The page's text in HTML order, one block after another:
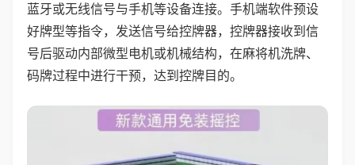
蓝牙或无线信号与手机等设备连接。手机端软件预设
好牌型等指令，发送信号给控牌器，控牌器接收到信
号后驱动内部微型电机或机械结构，在麻将机洗牌、
码牌过程中进行干预，达到控牌目的。